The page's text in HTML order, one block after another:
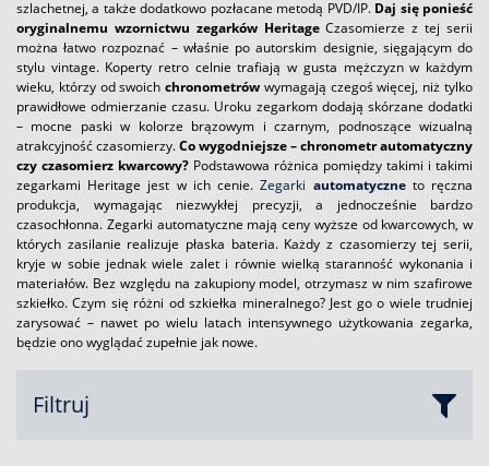
szlachetnej, a także dodatkowo pozłacane metodą PVD/IP. Daj się ponieść
oryginalnemu wzornictwu zegarków HeritageCzasomierze z tej serii
można łatwo rozpoznać – właśnie po autorskim designie, sięgającym do
stylu vintage. Koperty retro celnie trafiają w gusta mężczyzn w każdym
wieku, którzy od swoichchronometrów wymagają czegoś więcej, niż tylko
prawidłowe odmierzanie czasu. Uroku zegarkom dodają skórzane dodatki
– mocne paski w kolorze brązowym i czarnym, podnoszące wizualną
atrakcyjność czasomierzy.Co wygodniejsze – chronometr automatyczny
czy czasomierz kwarcowy? Podstawowa różnica pomiędzy takimi i takimi
zegarkami Heritage jest w ich cenie.Zegarki automatyczneto ręczna
produkcja, wymagając niezwykłej precyzji, a jednocześnie bardzo
czasochłonna. Zegarki automatyczne mają ceny wyższe od kwarcowych, w
których zasilanie realizuje płaska bateria. Każdy z czasomierzy tej serii,
kryje w sobie jednak wiele zalet i równie wielką staranność wykonania i
materiałów. Bez względu na zakupiony model, otrzymasz w nim szafirowe
szkiełko. Czym się różni od szkiełka mineralnego? Jest go o wiele trudniej
zarysować – nawet po wielu latach intensywnego użytkowania zegarka,
będzie ono wyglądać zupełnie jak nowe.
Filtruj